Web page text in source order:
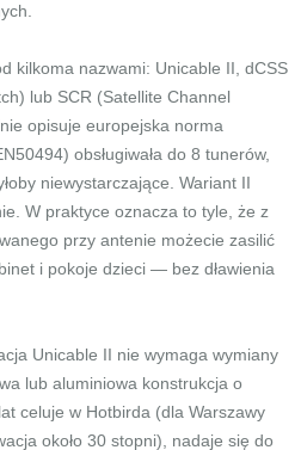
kilkoma nazwami: Unicable II, dCSS
lub SCR (Satellite Channel
opisuje europejska norma
obsługiwała do 8 tunerów,
niewystarczające. Wariant II
W praktyce oznacza to tyle, że z
przy antenie możecie zasilić
i pokoje dzieci — bez dławienia
Unicable II nie wymaga wymiany
lub aluminiowa konstrukcja o
celuje w Hotbirda (dla Warszawy
około 30 stopni), nadaje się do